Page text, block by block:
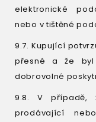
elektronické
nebo v tištěné
9.7. Kupující
přesné a že
dobrovolné
9.8. V případě,
prodávající